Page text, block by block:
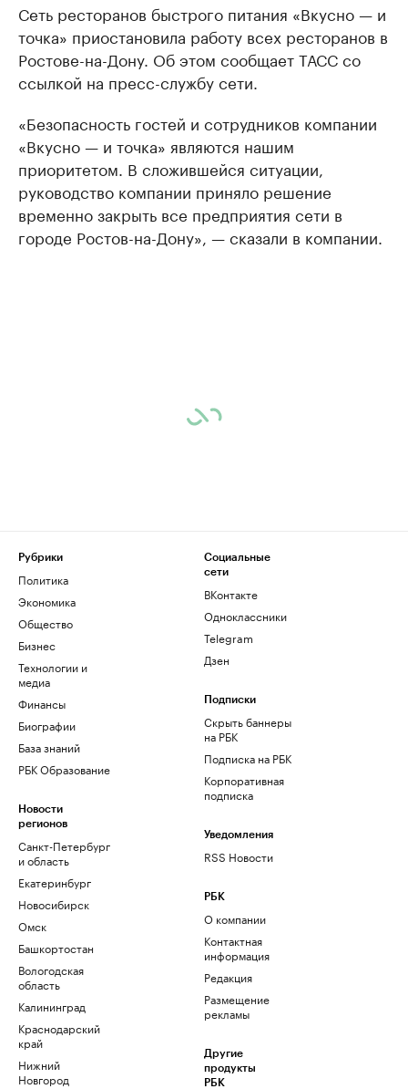
Сеть ресторанов быстрого питания «Вкусно — и
точка» приостановила работу всех ресторанов в
Ростове-на-Дону. Об этом сообщает ТАСС со
ссылкой на пресс-службу сети.
«Безопасность гостей и сотрудников компании
«Вкусно — и точка» являются нашим
приоритетом. В сложившейся ситуации,
руководство компании приняло решение
временно закрыть все предприятия сети в
городе Ростов-на-Дону», — сказали в компании.
Рубрики
Политика
Экономика
Общество
Бизнес
Технологии и
медиа
Финансы
Биографии
База знаний
РБК Образование
Новости
регионов
Санкт-Петербург
и область
Екатеринбург
Новосибирск
Омск
Башкортостан
Вологодская
область
Калининград
Краснодарский
край
Нижний
Новгород
Социальные
сети
ВКонтакте
Одноклассники
Telegram
Дзен
Подписки
Скрыть баннеры
на РБК
Подписка на РБК
Корпоративная
подписка
Уведомления
RSS Новости
РБК
О компании
Контактная
информация
Редакция
Размещение
рекламы
Другие
продукты
РБК